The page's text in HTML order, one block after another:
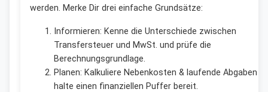
werden. Merke Dir drei einfache Grundsätze:
Informieren: Kenne die Unterschiede zwischen
Transfersteuer und MwSt. und prüfe die
Berechnungsgrundlage.
Planen: Kalkuliere Nebenkosten & laufende Abgaben
halte einen finanziellen Puffer bereit.